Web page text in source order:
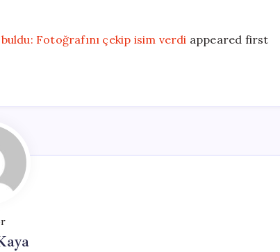
buldu: Fotoğrafını çekip isim verdi appeared first